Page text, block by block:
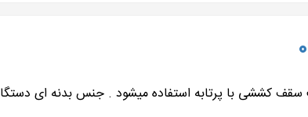
با پرتابه استفاده میشود . جنس بدنه ای دستگاه